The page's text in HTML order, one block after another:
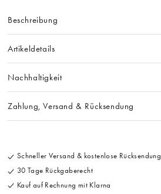
Beschreibung
Artikeldetails
Nachhaltigkeit
Zahlung, Versand & Rücksendung
Schneller Versand & kostenlose Rücksendung
30 Tage Rückgaberecht
Kauf auf Rechnung mit Klarna